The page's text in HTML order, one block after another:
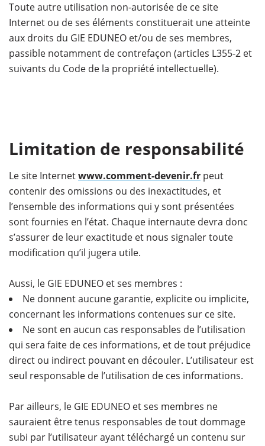
Toute autre utilisation non-autorisée de ce site
Internet ou de ses éléments constituerait une atteinte
aux droits du GIE EDUNEO et/ou de ses membres,
passible notamment de contrefaçon (articles L355-2 et
suivants du Code de la propriété intellectuelle).
Limitation de responsabilité
Le site Internetwww.comment-devenir.fr peut
contenir des omissions ou des inexactitudes, et
l’ensemble des informations qui y sont présentées
sont fournies en l’état. Chaque internaute devra donc
s’assurer de leur exactitude et nous signaler toute
modification qu’il jugera utile.
Aussi, le GIE EDUNEO et ses membres :
Ne donnent aucune garantie, explicite ou implicite,
concernant les informations contenues sur ce site.
Ne sont en aucun cas responsables de l’utilisation
qui sera faite de ces informations, et de tout préjudice
direct ou indirect pouvant en découler. L’utilisateur est
seul responsable de l’utilisation de ces informations.
Par ailleurs, le GIE EDUNEO et ses membres ne
sauraient être tenus responsables de tout dommage
subi par l’utilisateur ayant téléchargé un contenu sur